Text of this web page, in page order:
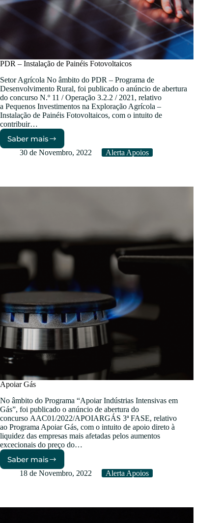
PDR – Instalação de Painéis Fotovoltaicos
Setor Agrícola No âmbito do PDR – Programa de
Desenvolvimento Rural, foi publicado o anúncio de abertura
do concurso N.º 11 / Operação 3.2.2 / 2021, relativo
a Pequenos Investimentos na Exploração Agrícola –
Instalação de Painéis Fotovoltaicos, com o intuito de
contribuir…
Saber mais
PDR
–
Fotovoltaicos
30 de Novembro, 2022 Alerta Apoios
Apoiar Gás
No âmbito do Programa “Apoiar Indústrias Intensivas em
Gás”, foi publicado o anúncio de abertura do
concurso AAC01/2022/APOIARGÁS 3ª FASE, relativo
ao Programa Apoiar Gás, com o intuito de apoio direto à
liquidez das empresas mais afetadas pelos aumentos
excecionais do preço do…
Saber mais
Apoiar
Gás
18 de Novembro, 2022 Alerta Apoios